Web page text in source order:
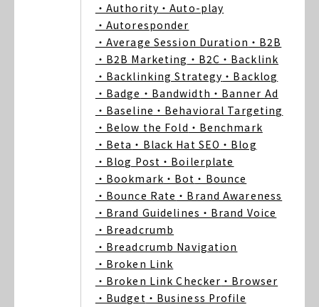
・Authority ・Auto-play
・Autoresponder
・Average Session Duration ・B2B
・B2B Marketing ・B2C ・Backlink
・Backlinking Strategy ・Backlog
・Badge ・Bandwidth ・Banner Ad
・Baseline ・Behavioral Targeting
・Below the Fold ・Benchmark
・Beta ・Black Hat SEO ・Blog
・Blog Post ・Boilerplate
・Bookmark ・Bot ・Bounce
・Bounce Rate ・Brand Awareness
・Brand Guidelines ・Brand Voice
・Breadcrumb
・Breadcrumb Navigation
・Broken Link
・Broken Link Checker ・Browser
・Budget ・Business Profile